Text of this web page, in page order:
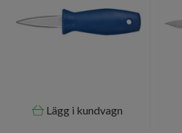
Lägg i kundvagn